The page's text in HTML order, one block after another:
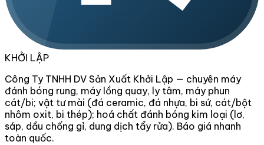
KHỞI LẬP
Công Ty TNHH DV Sản Xuất Khởi Lập — chuyên máy
đánh bóng rung, máy lồng quay, ly tâm, máy phun
cát/bi; vật tư mài (đá ceramic, đá nhựa, bi sứ, cát/bột
nhôm oxit, bi thép); hoá chất đánh bóng kim loại (lơ,
sáp, dầu chống gỉ, dung dịch tẩy rửa). Báo giá nhanh
toàn quốc.